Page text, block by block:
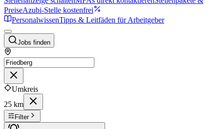
PreiseAzubi-Stelle kostenfrei
PersonalwissenTipps & Leitfäden für Arbeitgeber
Jobs finden
Umkreis
25 km
Filter